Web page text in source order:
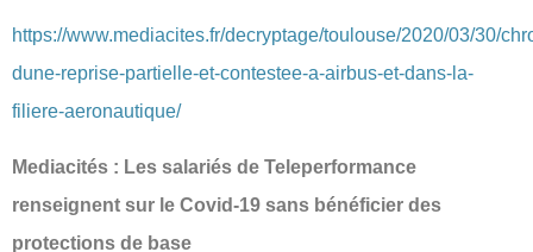
https://www.mediacites.fr/decryptage/toulouse/2020/03/30/
dune-reprise-partielle-et-contestee-a-airbus-et-dans-la-
filiere-aeronautique/
Mediacités : Les salariés de Teleperformance
renseignent sur le Covid‐19 sans bénéficier des
protections de base